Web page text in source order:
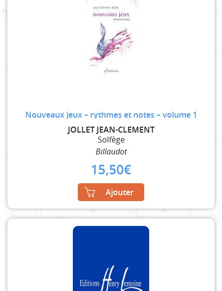
Nouveaux jeux – rythmes et notes – volume 1
JOLLET JEAN-CLEMENT
Solfège
Billaudot
15,50€
Ajouter